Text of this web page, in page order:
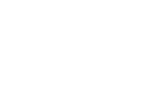
STUFE DER